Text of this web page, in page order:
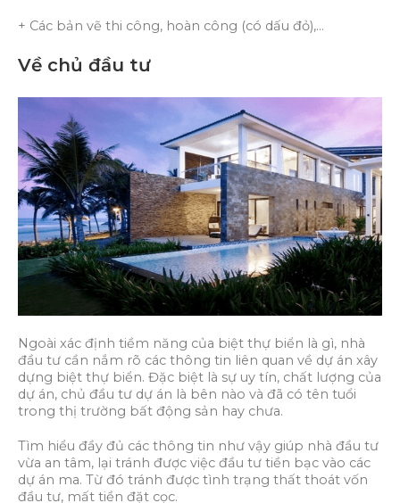
+ Các bản vẽ thi công, hoàn công (có dấu đỏ),…
Về chủ đầu tư
Ngoài xác định tiềm năng của biệt thự biển là gì, nhà
đầu tư cần nắm rõ các thông tin liên quan về dự án xây
dựng biệt thự biển. Đặc biệt là sự uy tín, chất lượng của
dự án, chủ đầu tư dự án là bên nào và đã có tên tuổi
trong thị trường bất động sản hay chưa.
Tìm hiểu đầy đủ các thông tin như vậy giúp nhà đầu tư
vừa an tâm, lại tránh được việc đầu tư tiền bạc vào các
dự án ma. Từ đó tránh được tình trạng thất thoát vốn
đầu tư, mất tiền đặt cọc.